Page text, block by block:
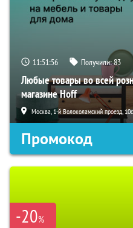
11:51:54 Получили:83
Любые товары во всей
магазине Hoff
Москва, 1-й Волоколамский проезд,
Промокод
-20%